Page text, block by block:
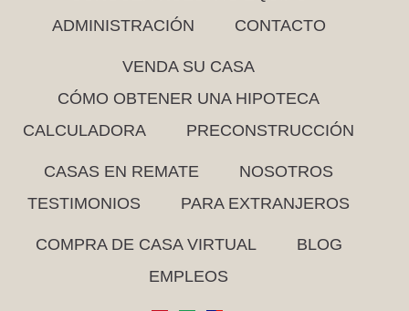
ADMINISTRACIÓN
CONTACTO
VENDA SU CASA
CÓMO OBTENER UNA HIPOTECA
CALCULADORA
PRECONSTRUCCIÓN
CASAS EN REMATE
NOSOTROS
TESTIMONIOS
PARA EXTRANJEROS
COMPRA DE CASA VIRTUAL
BLOG
EMPLEOS